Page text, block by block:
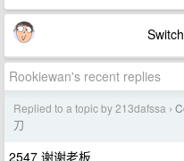
Rookiewan's recent replies
Replied to a topic by 213dafssa ›
刀
2547 谢谢老板